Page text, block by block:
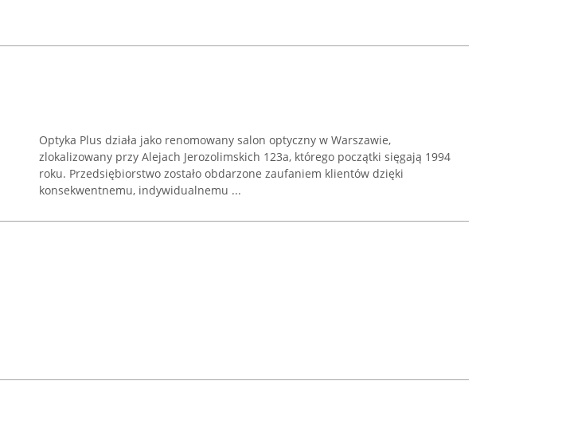
Optyka Plus działa jako renomowany salon optyczny w Warszawie,
zlokalizowany przy Alejach Jerozolimskich 123a, którego początki sięgają 1994
roku. Przedsiębiorstwo zostało obdarzone zaufaniem klientów dzięki
konsekwentnemu, indywidualnemu ...